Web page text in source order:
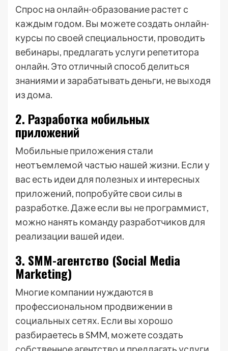
Спрос на онлайн-образование растет с
каждым годом. Вы можете создать онлайн-
курсы по своей специальности, проводить
вебинары, предлагать услуги репетитора
онлайн. Это отличный способ делиться
знаниями и зарабатывать деньги, не выходя
из дома.
2. Разработка мобильных
приложений
Мобильные приложения стали
неотъемлемой частью нашей жизни. Если у
вас есть идеи для полезных и интересных
приложений, попробуйте свои силы в
разработке. Даже если вы не программист,
можно нанять команду разработчиков для
реализации вашей идеи.
3. SMM-агентство (Social Media
Marketing)
Многие компании нуждаются в
профессиональном продвижении в
социальных сетях. Если вы хорошо
разбираетесь в SMM, можете создать